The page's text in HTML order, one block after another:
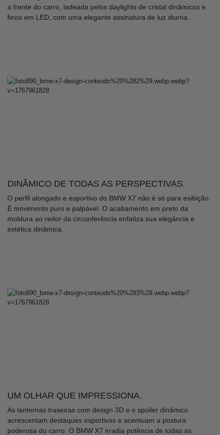
a frente do carro, ladeada pelos daylights de cristal dinâmicos e
finos em LED, com uma elegante assinatura de luz diurna.
DINÂMICO DE TODAS AS PERSPECTIVAS.
O perfil alongado e esportivo do BMW X7 não é só para exibição.
É movimento puro e palpável. O acabamento em preto da
moldura ao redor da circunferência enfatiza sua elegância e
estética dinâmica.
UM OLHAR QUE IMPRESSIONA.
As lanternas traseiras com design 3D e o spoiler dinâmico
acrescentam destaques esportivos e acentuam a postura
poderosa do carro. O BMW X7 irradia potência de todas as